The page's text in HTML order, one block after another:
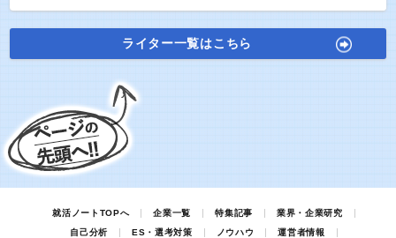
ライター一覧はこちら
就活ノートTOPへ 企業一覧 特集記事
業界・企業研究
自己分析
ES・選考対策 ノウハウ
運営者情報